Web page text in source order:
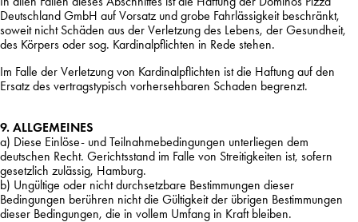
Deutschland GmbH auf Vorsatz und grobe Fahrlässigkeit beschränkt,
soweit nicht Schäden aus der Verletzung des Lebens, der Gesundheit,
des Körpers oder sog. Kardinalpflichten in Rede stehen.
Im Falle der Verletzung von Kardinalpflichten ist die Haftung auf den
Ersatz des vertragstypisch vorhersehbaren Schaden begrenzt.
9. ALLGEMEINES
a) Diese Einlöse- und Teilnahmebedingungen unterliegen dem
deutschen Recht. Gerichtsstand im Falle von Streitigkeiten ist, sofern
gesetzlich zulässig, Hamburg.
b) Ungültige oder nicht durchsetzbare Bestimmungen dieser
Bedingungen berühren nicht die Gültigkeit der übrigen Bestimmungen
dieser Bedingungen, die in vollem Umfang in Kraft bleiben.